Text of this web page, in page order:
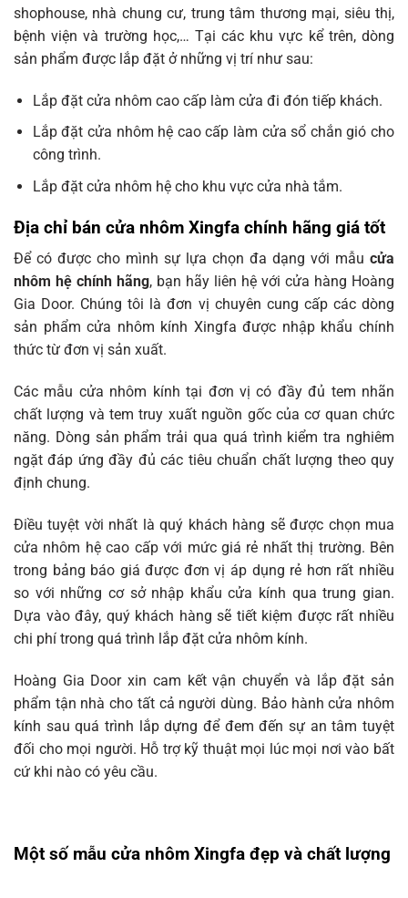
shophouse, nhà chung cư, trung tâm thương mại, siêu thị,
bệnh viện và trường học,… Tại các khu vực kể trên, dòng
sản phẩm được lắp đặt ở những vị trí như sau:
Lắp đặt cửa nhôm cao cấp làm cửa đi đón tiếp khách.
Lắp đặt cửa nhôm hệ cao cấp làm cửa sổ chắn gió cho
công trình.
Lắp đặt cửa nhôm hệ cho khu vực cửa nhà tắm.
Địa chỉ bán cửa nhôm Xingfa chính hãng giá tốt
Để có được cho mình sự lựa chọn đa dạng với mẫu cửa
nhôm hệ chính hãng, bạn hãy liên hệ với cửa hàng Hoàng
Gia Door. Chúng tôi là đơn vị chuyên cung cấp các dòng
sản phẩm cửa nhôm kính Xingfa được nhập khẩu chính
thức từ đơn vị sản xuất.
Các mẫu cửa nhôm kính tại đơn vị có đầy đủ tem nhãn
chất lượng và tem truy xuất nguồn gốc của cơ quan chức
năng. Dòng sản phẩm trải qua quá trình kiểm tra nghiêm
ngặt đáp ứng đầy đủ các tiêu chuẩn chất lượng theo quy
định chung.
Điều tuyệt vời nhất là quý khách hàng sẽ được chọn mua
cửa nhôm hệ cao cấp với mức giá rẻ nhất thị trường. Bên
trong bảng báo giá được đơn vị áp dụng rẻ hơn rất nhiều
so với những cơ sở nhập khẩu cửa kính qua trung gian.
Dựa vào đây, quý khách hàng sẽ tiết kiệm được rất nhiều
chi phí trong quá trình lắp đặt cửa nhôm kính.
Hoàng Gia Door xin cam kết vận chuyển và lắp đặt sản
phẩm tận nhà cho tất cả người dùng. Bảo hành cửa nhôm
kính sau quá trình lắp dựng để đem đến sự an tâm tuyệt
đối cho mọi người. Hỗ trợ kỹ thuật mọi lúc mọi nơi vào bất
cứ khi nào có yêu cầu.
Một số mẫu cửa nhôm Xingfa đẹp và chất lượng